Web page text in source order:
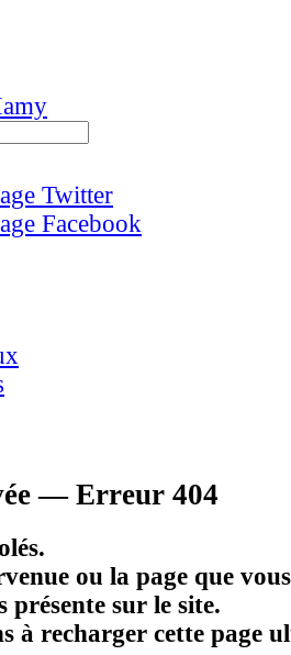
Twitter
Facebook
— Erreur 404
ou la page que
présente sur le site.
à recharger cette page